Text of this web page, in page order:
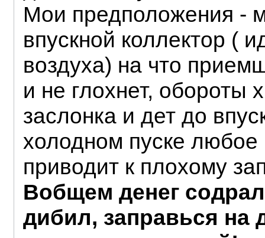
Мои предположения -
впускной коллектор (
воздуха) на что
и не глохнет, обороты
заслонка и дет до
холодном пуске
приводит к плохому
Вобщем денег
дибил, заправься на